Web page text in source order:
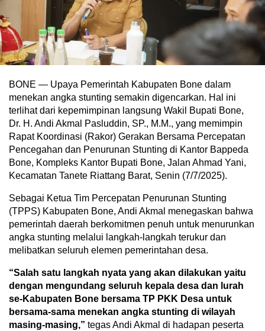
BONE — Upaya Pemerintah Kabupaten Bone dalam
menekan angka stunting semakin digencarkan. Hal ini
terlihat dari kepemimpinan langsung Wakil Bupati Bone,
Dr. H. Andi Akmal Pasluddin, SP., M.M., yang memimpin
Rapat Koordinasi (Rakor) Gerakan Bersama Percepatan
Pencegahan dan Penurunan Stunting di Kantor Bappeda
Bone, Kompleks Kantor Bupati Bone, Jalan Ahmad Yani,
Kecamatan Tanete Riattang Barat, Senin (7/7/2025).
Sebagai Ketua Tim Percepatan Penurunan Stunting
(TPPS) Kabupaten Bone, Andi Akmal menegaskan bahwa
pemerintah daerah berkomitmen penuh untuk menurunkan
angka stunting melalui langkah-langkah terukur dan
melibatkan seluruh elemen pemerintahan desa.
“Salah satu langkah nyata yang akan dilakukan yaitu
dengan mengundang seluruh kepala desa dan lurah
se-Kabupaten Bone bersama TP PKK Desa untuk
bersama-sama menekan angka stunting di wilayah
masing-masing,” tegas Andi Akmal di hadapan peserta